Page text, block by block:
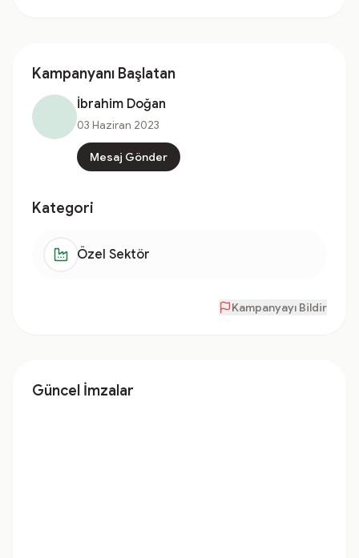
Kampanyanı Başlatan
İbrahim Doğan
03 Haziran 2023
Mesaj Gönder
Kategori
Özel Sektör
Kampanyayı Bildir
Güncel İmzalar